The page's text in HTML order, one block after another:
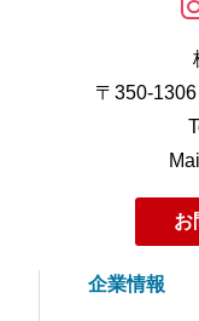
〒350-
お
企業情報